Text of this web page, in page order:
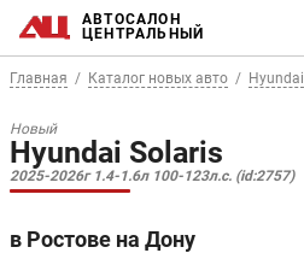
АВТОСАЛОН
ЦЕНТРАЛЬНЫЙ
Главная Каталог новых авто Hyundai
Новый
Hyundai Solaris
2025-2026г 1.4-1.6л 100-123л.с. (id:2757)
в Ростове на Дону